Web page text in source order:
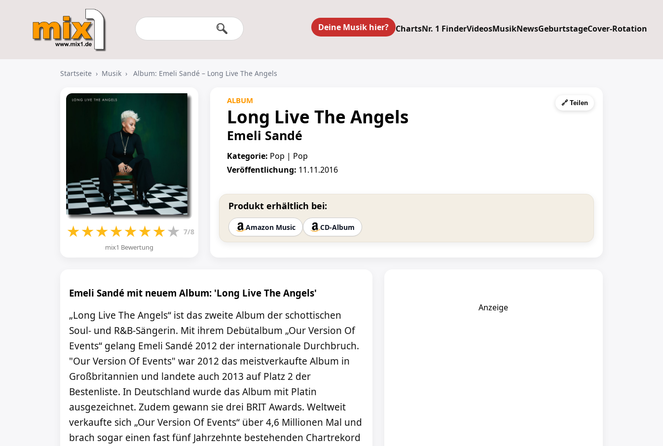
Deine Musik hier? ChartsNr. 1 FinderVideosMusikNewsGeburtstageCover-Rotation
Startseite › Musik › Album: Emeli Sandé – Long Live The Angels
★★★★★★★★ 7/8
mix1 Bewertung
🔗 Teilen
ALBUM
Long Live The Angels
Emeli Sandé
Kategorie: Pop | Pop
Veröffentlichung: 11.11.2016
Produkt erhältlich bei:
Amazon Music CD-Album
Emeli Sandé mit neuem Album: 'Long Live The Angels'
„Long Live The Angels“ ist das zweite Album der schottischen
Soul- und R&B-Sängerin. Mit ihrem Debütalbum „Our Version Of
Events“ gelang Emeli Sandé 2012 der internationale Durchbruch.
"Our Version Of Events" war 2012 das meistverkaufte Album in
Großbritannien und landete auch 2013 auf Platz 2 der
Bestenliste. In Deutschland wurde das Album mit Platin
ausgezeichnet. Zudem gewann sie drei BRIT Awards. Weltweit
verkaufte sich „Our Version Of Events“ über 4,6 Millionen Mal und
brach sogar einen fast fünf Jahrzehnte bestehenden Chartrekord
Anzeige